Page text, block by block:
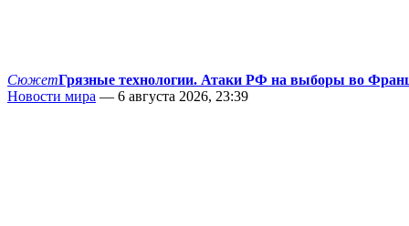
СюжетГрязные технологии. Атаки РФ на выборы во
Новости мира — 6 августа 2026, 23:39